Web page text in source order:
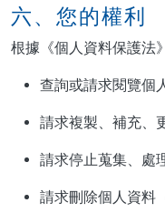
六、您的權利
根據《個人資料保護法
查詢或請求閱覽個
請求複製、補充、
請求停止蒐集、處
請求刪除個人資料